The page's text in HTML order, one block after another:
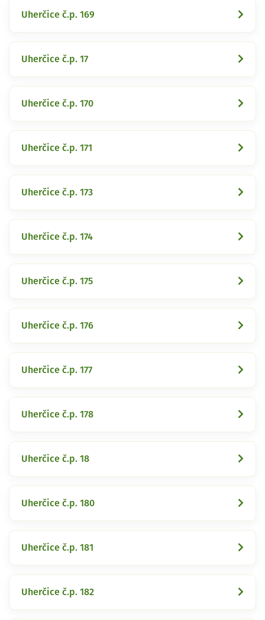
Uherčice č.p. 169
Uherčice č.p. 17
Uherčice č.p. 170
Uherčice č.p. 171
Uherčice č.p. 173
Uherčice č.p. 174
Uherčice č.p. 175
Uherčice č.p. 176
Uherčice č.p. 177
Uherčice č.p. 178
Uherčice č.p. 18
Uherčice č.p. 180
Uherčice č.p. 181
Uherčice č.p. 182